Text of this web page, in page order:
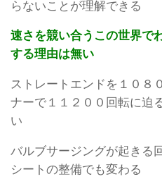
らないことが理解できる
速さを競い合うこの世界で
する理由は無い
ストレートエンドを１０８
ナーで１１２００回転に迫
い
バルブサージングが起きる
シートの整備でも変わる